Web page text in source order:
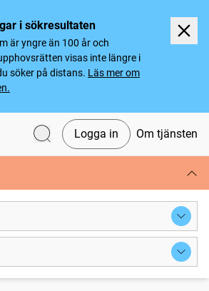
i sökresultaten
är yngre än 100 år och
visas inte längre i
söker på distans. Läs mer om
Logga in Om tjänsten